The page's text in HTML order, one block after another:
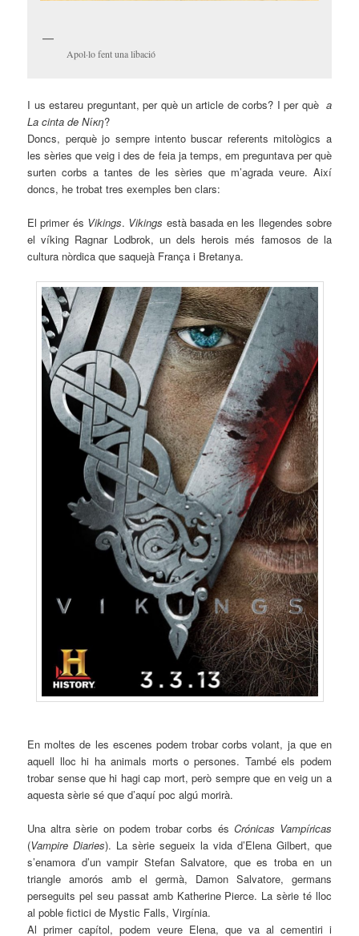
Apol·lo fent una libació
I us estareu preguntant, per què un article de corbs? I per què a
La cinta de Νίκη?
Doncs, perquè jo sempre intento buscar referents mitològics a
les sèries que veig i des de feia ja temps, em preguntava per què
surten corbs a tantes de les sèries que m’agrada veure. Així
doncs, he trobat tres exemples ben clars:
El primer és Vikings. Vikings està basada en les llegendes sobre
el víking Ragnar Lodbrok, un dels herois més famosos de la
cultura nòrdica que saquejà França i Bretanya.
En moltes de les escenes podem trobar corbs volant, ja que en
aquell lloc hi ha animals morts o persones. També els podem
trobar sense que hi hagi cap mort, però sempre que en veig un a
aquesta sèrie sé que d’aquí poc algú morirà.
Una altra sèrie on podem trobar corbs és Crónicas Vampíricas
(Vampire Diaries). La sèrie segueix la vida d’Elena Gilbert, que
s’enamora d’un vampir Stefan Salvatore, que es troba en un
triangle amorós amb el germà, Damon Salvatore, germans
perseguits pel seu passat amb Katherine Pierce. La sèrie té lloc
al poble fictici de Mystic Falls,Virgínia.
Al primer capítol, podem veure Elena, que va al cementiri i